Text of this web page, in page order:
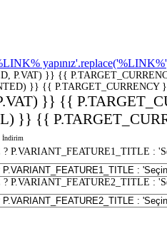
P.VAT) }} {{
}} {{ P.TARGET_CURRENCY
}} {{
}} {{
İndirim
P.VARIANT_FEATURE1_TITLE :
P.VARIANT_FEATURE2_TITLE :